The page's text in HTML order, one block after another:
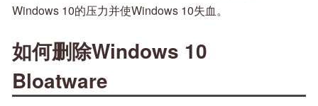
Windows 10的压力并使Windows 10失血。
如何删除Windows 10
Bloatware